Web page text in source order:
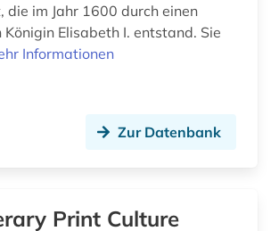
fid religionswissenschaft (1)
die im Jahr 1600 durch einen
Königin Elisabeth I. entstand. Sie
Informationen
Zur Datenbank
Print Culture